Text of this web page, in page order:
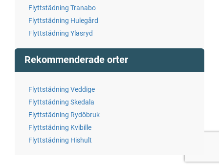
Flyttstädning Tranabo
Flyttstädning Hulegård
Flyttstädning Ylasryd
Rekommenderade orter
Flyttstädning Veddige
Flyttstädning Skedala
Flyttstädning Rydöbruk
Flyttstädning Kvibille
Flyttstädning Hishult